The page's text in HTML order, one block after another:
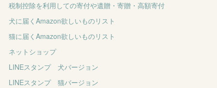
税制控除を利用しての寄付や遺贈・寄贈・高額寄付
犬に届くAmazon欲しいものリスト
猫に届くAmazon欲しいものリスト
ネットショップ
LINEスタンプ 犬バージョン
LINEスタンプ 猫バージョン